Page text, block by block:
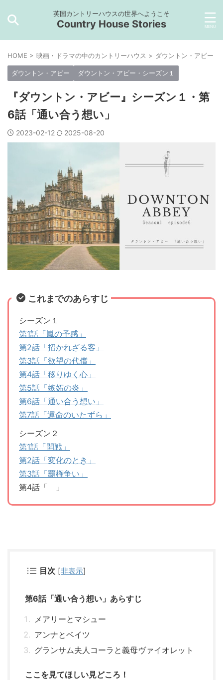
英国カントリーハウスの世界へようこそ
Country House Stories
HOME > 映画・ドラマの中のカントリーハウス > ダウントン・アビー
ダウントン・アビー ダウントン・アビー・シーズン１
『ダウントン・アビー』シーズン１・第
6話「通い合う想い」
2023-02-12 2025-08-20
これまでのあらすじ
シーズン１
第1話「嵐の予感」
第2話「招かれざる客」
第3話「欲望の代償」
第4話「移りゆく心」
第5話「嫉妬の炎」
第6話「通い合う想い」
第7話「運命のいたずら」
シーズン２
第1話「開戦」
第2話「変化のとき」
第3話「覇権争い」
第4話「 」
目次 [非表示]
第6話「通い合う想い」あらすじ
メアリーとマシュー
アンナとベイツ
グランサム夫人コーラと義母ヴァイオレット
ここを見てほしい見どころ！